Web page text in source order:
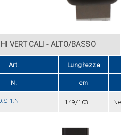
VERTICALI - ALTO/BASSO
Art. Lunghezza
N. cm
149/103 Nero